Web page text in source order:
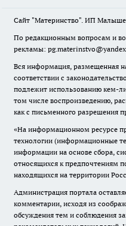
Сайт "Материнство". ИП
По редакционным вопросам и
рекламы:
Вся информация, размещенная
соответствии с
подлежит использованию кем-
том числе воспроизведению,
как с письменного разрешения
«На информационном ресурсе
технологии (информационные
информации на основе сбора,
относящихся к предпочтениям
находящихся на территории
Администрация портала
комментарии, исходя из
обсуждения тем и соблюдения